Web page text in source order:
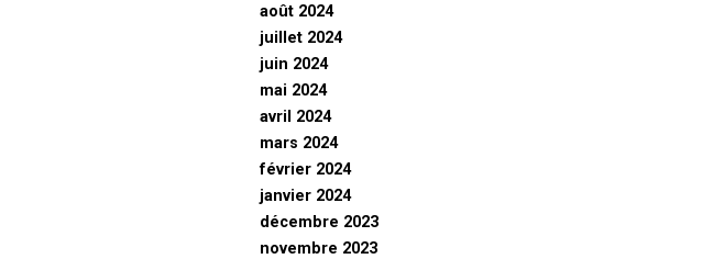
août 2024
juillet 2024
juin 2024
mai 2024
avril 2024
mars 2024
février 2024
janvier 2024
décembre 2023
novembre 2023